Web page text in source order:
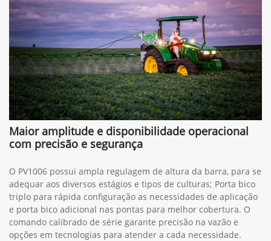
Maior amplitude e disponibilidade operacional
com precisão e segurança
O PV1006 possui ampla regulagem de altura da barra, para se
adequar aos diversos estágios e tipos de culturas; Porta bico
triplo para rápida configuração as necessidades de aplicação
e porta bico adicional nas pontas para melhor cobertura. O
comando calibrado de série garante precisão na vazão e
opções em tecnologias para atender a cada necessidade.